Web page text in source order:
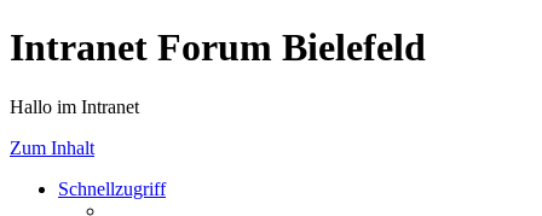
Intranet Forum Bielefeld
Hallo im Intranet
Zum Inhalt
Schnellzugriff